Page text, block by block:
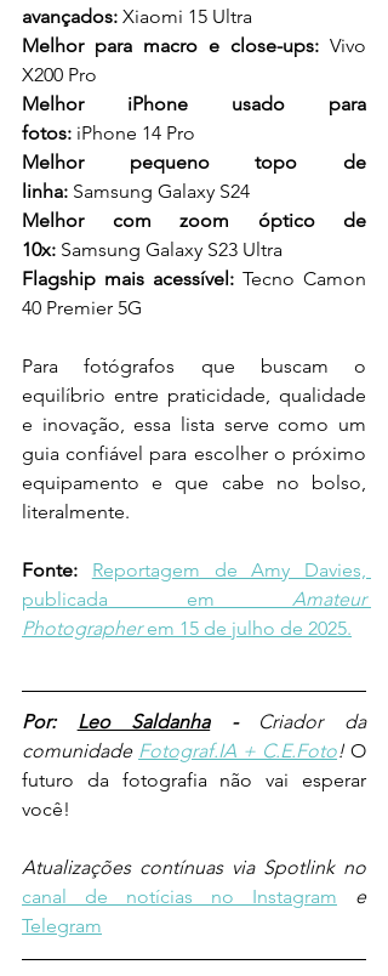
avançados: Xiaomi 15 Ultra
Melhor para macro e close-ups: Vivo
X200 Pro
Melhor iPhone usado para
fotos: iPhone 14 Pro
Melhor pequeno topo de
linha: Samsung Galaxy S24
Melhor com zoom óptico de
10x: Samsung Galaxy S23 Ultra
Flagship mais acessível: Tecno Camon
40 Premier 5G
Para fotógrafos que buscam o
equilíbrio entre praticidade, qualidade
e inovação, essa lista serve como um
guia confiável para escolher o próximo
equipamento e que cabe no bolso,
literalmente.
Fonte:
Reportagem de Amy Davies,
publicada em Amateur
Photographer em 15 de julho de 2025.
Por: Leo Saldanha - Criador da
comunidade Fotograf.IA + C.E.Foto! O
futuro da fotografia não vai esperar
você!
canal de notícias no Instagram
e
Telegram